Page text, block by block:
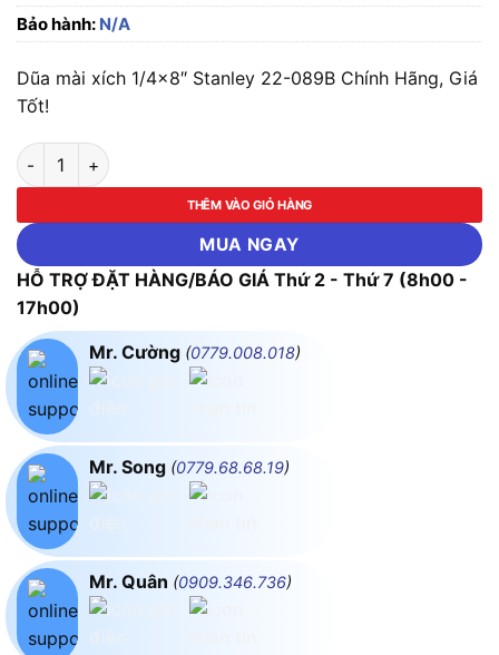
Bảo hành: N/A
Dũa mài xích 1/4×8″ Stanley 22-089B Chính Hãng, Giá
Tốt!
Dũa mài xích 1/4x8" Stanley 22-089B số lượng
THÊM VÀO GIỎ HÀNG
MUA NGAY
HỖ TRỢ ĐẶT HÀNG/BÁO GIÁ Thứ 2 - Thứ 7 (8h00 -
17h00)
Mr. Cường (0779.008.018)
Mr. Song (0779.68.68.19)
Mr. Quân (0909.346.736)